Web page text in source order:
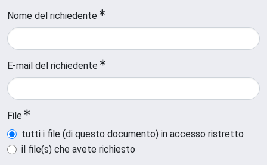
Nome del richiedente
E-mail del richiedente
File
tutti i file (di questo documento) in accesso ristretto
il file(s) che avete richiesto